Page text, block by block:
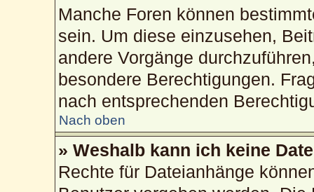
Manche Foren können
sein. Um diese einzusehen,
andere Vorgänge
besondere Berechtigungen.
nach entsprechenden
Nach oben
» Weshalb kann ich keine
Rechte für Dateianhänge